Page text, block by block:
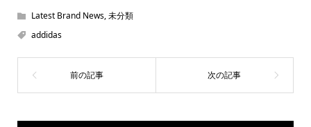
Latest Brand News,未分類
addidas